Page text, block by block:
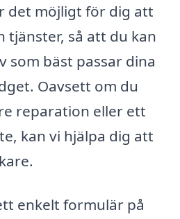
det möjligt för dig att
tjänster, så att du kan
som bäst passar dina
Oavsett om du
reparation eller ett
kan vi hjälpa dig att
enkelt formulär på